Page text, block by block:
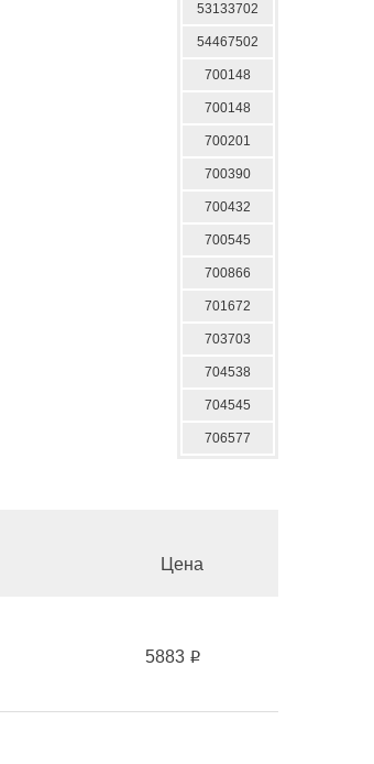
53133702
54467502
700148
700148
700201
700390
700432
700545
700866
701672
703703
704538
704545
706577
Цена
5883 i